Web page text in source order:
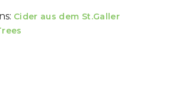
Cider aus dem St.Galler